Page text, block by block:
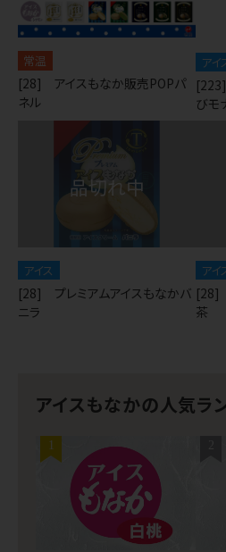
常温
[28] アイスもなか販売POPパ
ネル
アイ
びモ
アイス
[28] プレミアムアイスもなかバ
ニラ
アイ
[28]
茶
アイスもなかの人気ラ
1